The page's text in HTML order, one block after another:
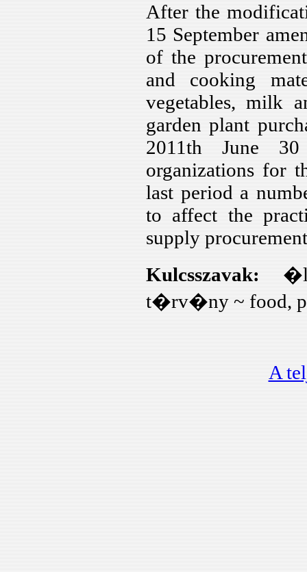
Horv�th Tam�s:
IP alap� CCTV
rendszer?
Horv�th Tam�s -
Kov�cs Tibor:
IP alap� vide�
megfigyel� rendszerek
tervez�se,
rendszerelemei
kiv�laszt�sa...
J�zsef Pad�nyi -
Gy�rgy Vass:
Banknote tracking as a
tool for counter terrorism
financing...
Szab� Anna Barbara:
K�zint�zm�nyek
akad�lymentes�t�se
vakok �s gyeng�n
l�t�k sz�m�ra...
Varga Attila Ferenc:
Robottechnol�gia �s
er�alkalmaz�s...
Szabolcsi R�bert:
UAV elasztikus
mozg�s�nak
modellez�se...
Szabolcsi R�bert:
L�gij�rm�vek
aeroelasztikus
leng�sei...
G�bor Sz�szi:
Long-span railway
bridges in the transport
system of hungary...
After the
15 September
of the
and cooking
vegetables, milk
garden plant
2011th June
organizations for
last period a
to affect the
supply
Kulcsszavak:
t�rv�ny ~ food,
A